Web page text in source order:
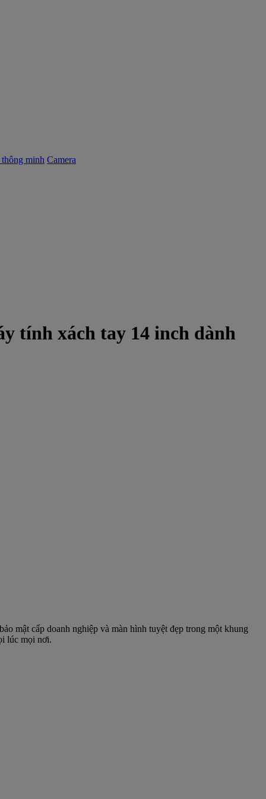
minh Camera
tính xách tay 14 inch dành
mật cấp doanh nghiệp và màn hình tuyệt đẹp trong một khung
lúc mọi nơi.